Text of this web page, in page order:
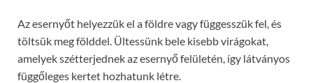
Az esernyőt helyezzük el a földre vagy függesszük fel, és
töltsük meg földdel. Ültessünk bele kisebb virágokat,
amelyek szétterjednek az esernyő felületén, így látványos
függőleges kertet hozhatunk létre.